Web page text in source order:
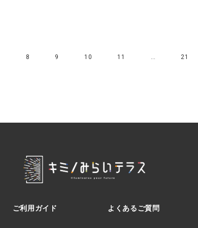
8 9 10 11 … 21
ご利用ガイド よくあるご質問